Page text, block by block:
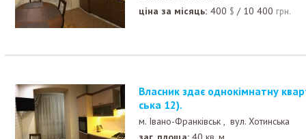
ціна за місяць: 400 $ / 10 400 грн.
Власник здає однокімнатну квартиру в центрі (Хотин
ська 12).
м. Івано-Франківськ , вул. Хотинська